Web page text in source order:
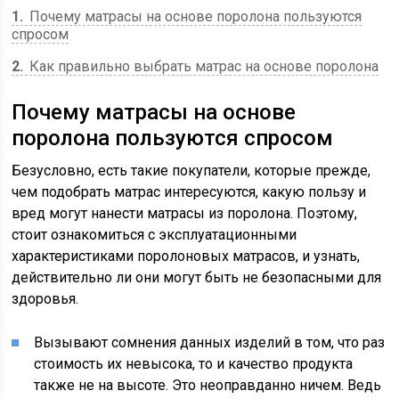
1
Почему матрасы на основе поролона пользуются
спросом
2
Как правильно выбрать матрас на основе поролона
Почему матрасы на основе
поролона пользуются спросом
Безусловно, есть такие покупатели, которые прежде,
чем подобрать матрас интересуются, какую пользу и
вред могут нанести матрасы из поролона. Поэтому,
стоит ознакомиться с эксплуатационными
характеристиками поролоновых матрасов, и узнать,
действительно ли они могут быть не безопасными для
здоровья.
Вызывают сомнения данных изделий в том, что раз
стоимость их невысока, то и качество продукта
также не на высоте. Это неоправданно ничем. Ведь